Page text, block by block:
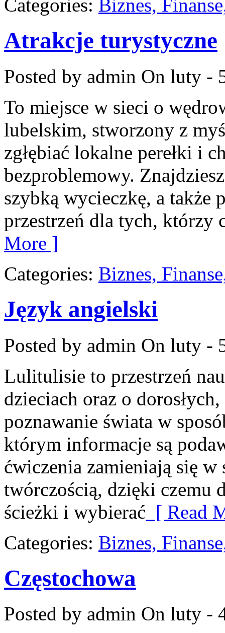
Categories: Biznes,
Atrakcje turystyczne
Posted by admin On luty -
To miejsce w sieci o
lubelskim, stworzony z
zgłębiać lokalne perełki i
bezproblemowy.
szybką wycieczkę, a także
przestrzeń dla tych, którzy
More ]
Categories: Biznes,
Język angielski
Posted by admin On luty -
Lulitulisie to przestrzeń
dzieciach oraz o
poznawanie świata w
którym informacje są
ćwiczenia zamieniają się w
twórczością, dzięki czemu
ścieżki i wybierać [ Read
Categories: Biznes,
Częstochowa
Posted by admin On luty -